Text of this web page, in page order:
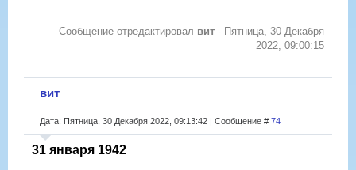
Сообщение отредактировал вит - Пятница, 30 Декабря
2022, 09:00:15
вит
Дата: Пятница, 30 Декабря 2022, 09:13:42 | Сообщение # 74
31 января 1942